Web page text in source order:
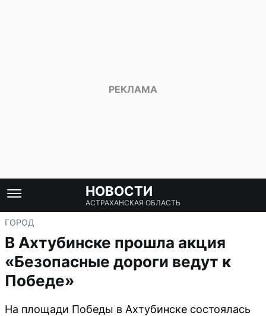
НОВОСТИ
АСТРАХАНСКАЯ ОБЛАСТЬ
ГОРОД
В Ахтубинске прошла акция
«Безопасные дороги ведут к
Победе»
На площади Победы в Ахтубинске состоялась